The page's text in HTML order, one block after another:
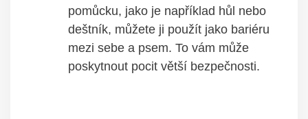
pomůcku, jako je například hůl nebo
deštník, můžete ji​ použít jako bariéru
⁢mezi sebe a psem. To vám může
poskytnout pocit ‍větší bezpečnosti.